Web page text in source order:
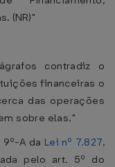
(NR)"
contradiz o
financeiras o
das operações
sobre elas."
A da Lei nº 7.827,
pelo art. 5º do